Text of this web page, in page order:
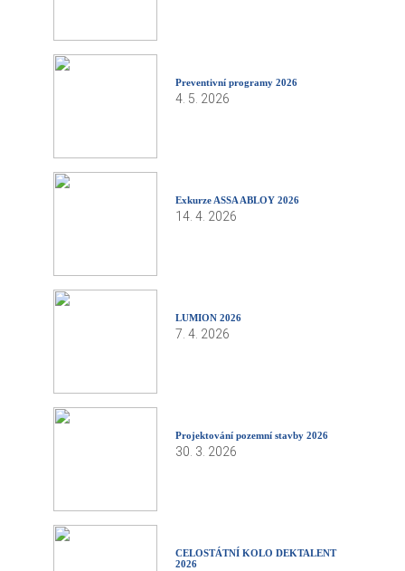
Preventivní programy 2026
4. 5. 2026
Exkurze ASSA ABLOY 2026
14. 4. 2026
LUMION 2026
7. 4. 2026
Projektování pozemní stavby 2026
30. 3. 2026
CELOSTÁTNÍ KOLO DEKTALENT
2026